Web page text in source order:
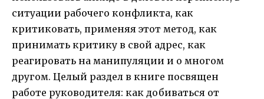
ситуации рабочего конфликта, как
критиковать, применяя этот метод, как
принимать критику в свой адрес, как
реагировать на манипуляции и о многом
другом. Целый раздел в книге посвящен
работе руководителя: как добиваться от